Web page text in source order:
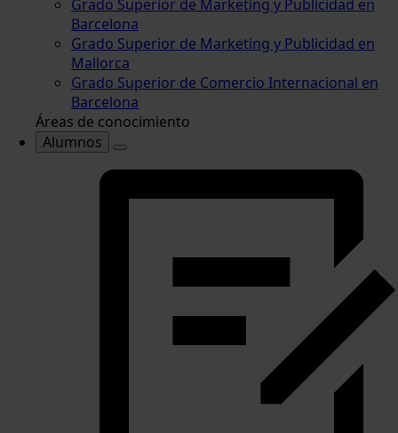
Grado Superior de Marketing y Publicidad en
Barcelona
Grado Superior de Marketing y Publicidad en
Mallorca
Grado Superior de Comercio Internacional en
Barcelona
Áreas de conocimiento
Alumnos